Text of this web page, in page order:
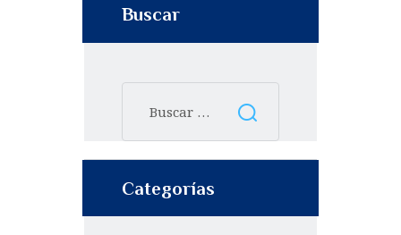
Buscar
Categorías